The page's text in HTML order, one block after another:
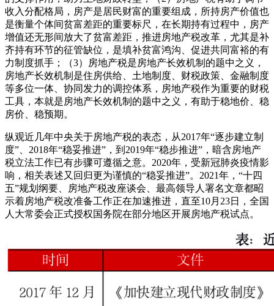
收入分配格局，房产是居民财富的重要组成，所持房产价值也
是衡量个体间贫富差距的重要标尺，在长期持有过程中，房产
增值还无形间放大了贫富差距，推进房地产税改革，尤其是补
齐持有环节的征管缺位，是填补贫富鸿沟、促进共同富裕的有
力制度抓手；（3）房地产税是房地产长效机制的题中之义，
房地产长效机制是住房供给、土地制度、财税政策、金融制度
等多位一体、协同发力的调控体系，房地产税作为重要的财税
工具，本就是房地产长效机制的题中之义，有助于稳地价、稳
房价、稳预期。
纵观近几年中央关于房地产税的表态，从2017年“逐步建立制
度”、2018年“稳妥推进”，到2019年“稳步推进”，暗含房地产
税立法工作已有步骤可遵循之意。2020年，受新冠肺炎疫情影
响，相关表述又回归更为谨慎的“稳妥推进”。2021年，“十四
五”规划纲要、房地产税改座谈会、最高领导人署名文章都昭
示着房地产税改准备工作正在加速推进，直至10月23日，全国
人大常委会正式授权国务院在部分地区开展房地产税试点。